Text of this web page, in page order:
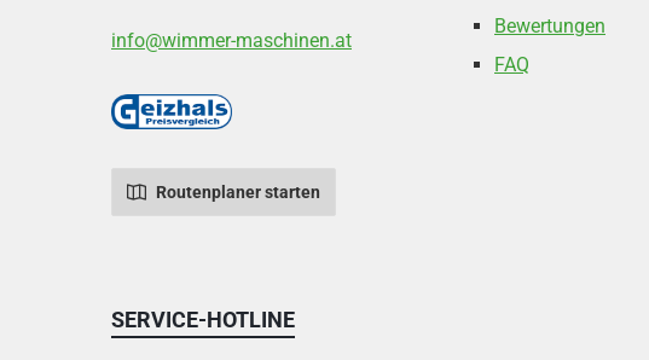
info@wimmer-maschinen.at
Routenplaner starten
Bewertungen
FAQ
SERVICE-HOTLINE